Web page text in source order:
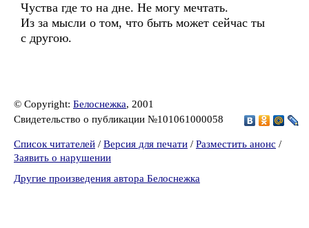
Чуства где то на дне. Не могу мечтать.
Из за мысли о том, что быть может сейчас ты
с другою.
© Copyright: Белоснежка, 2001
Свидетельство о публикации №101061000058
Список читателей / Версия для печати / Разместить анонс /
Заявить о нарушении
Другие произведения автора Белоснежка